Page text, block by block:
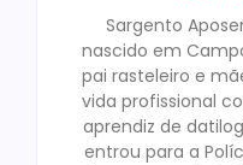
Sargento
nascido em
pai rasteleiro e
vida profissional
aprendiz de
entrou para a